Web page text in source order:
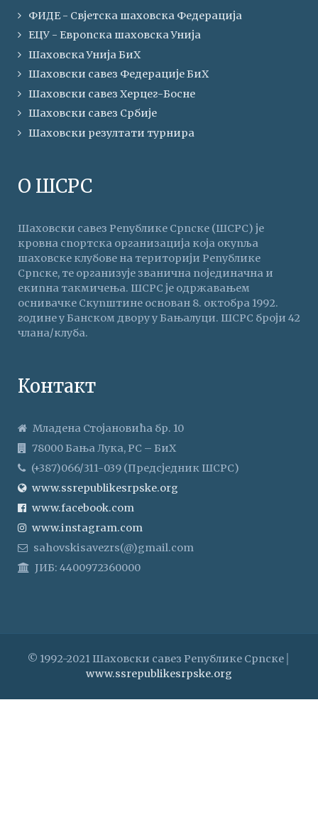
ФИДЕ - Свјетска шаховска Федерација
ЕЦУ - Европска шаховска Унија
Шаховска Унија БиХ
Шаховски савез Федерације БиХ
Шаховски савез Херцег-Босне
Шаховски савез Србије
Шаховски резултати турнира
О ШСРС
Шаховски савез Републике Српске (ШСРС) је
кровна спортска организација која окупља
шаховске клубове на територији Републике
Српске, те организује званична појединачна и
екипна такмичења. ШСРС је одржавањем
оснивачке Скупштине основан 8. октобра 1992.
године у Банском двору у Бањалуци. ШСРС броји 42
члана/клуба.
Контакт
Младена Стојановића бр. 10
78000 Бања Лука, РС – БиХ
(+387)066/311-039 (Предсједник ШСРС)
www.ssrepublikesrpske.org
www.facebook.com
www.instagram.com
sahovskisavezrs(@)gmail.com
ЈИБ: 4400972360000
© 1992-2021 Шаховски савез Републике Српске│
www.ssrepublikesrpske.org